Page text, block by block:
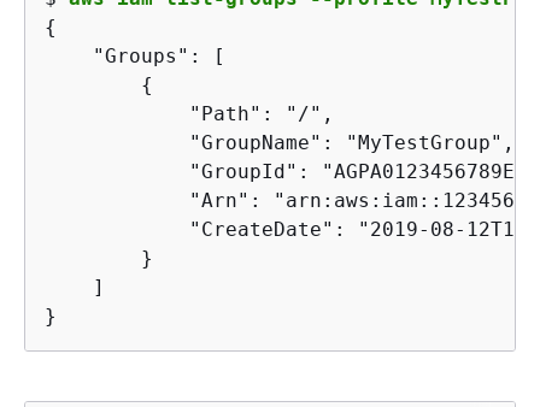
{
    "Groups": [
{
            "Path": "/",
            "GroupName": "MyTestGroup",
"GroupId":
"Arn":
"CreateDate": "2019-08-
        }
    ]
}